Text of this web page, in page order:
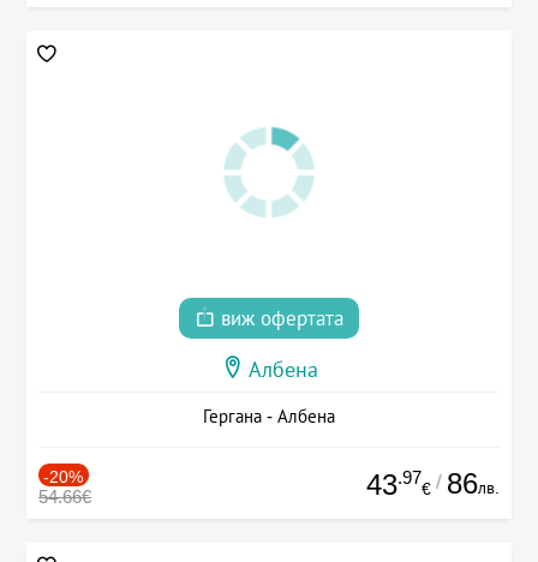
виж офертата
Албена
Гергана - Албена
-20%
54.66€ 43.97
€ / 86лв.